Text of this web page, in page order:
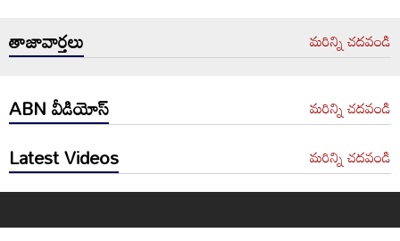
తాజావార్తలు మరిన్ని చదవండి
ABN వీడియోస్ మరిన్ని చదవండి
Latest Videos మరిన్ని చదవండి